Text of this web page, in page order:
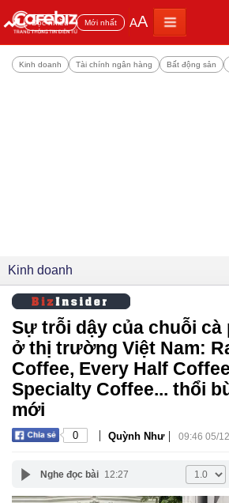
Đọc nhiều Mới nhất AA
Kinh doanh Tài chính ngân hàng Bất động sản
Kinh doanh
Sự trỗi dậy của chuỗi cà
ở thị trường Việt Nam:
Coffee, Every Half
Specialty Coffee... thổi
mới
0 | Quỳnh Như | 09:46 05/
Nghe đọc bài 12:27